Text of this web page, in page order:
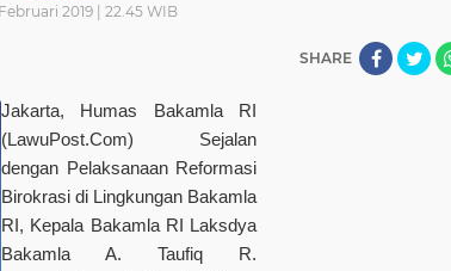
2019 | 22.45 WIB
SHARE
Jakarta, Humas Bakamla RI
(LawuPost.Com) Sejalan
dengan Pelaksanaan Reformasi
Birokrasi di Lingkungan Bakamla
RI, Kepala Bakamla RI Laksdya
Bakamla A. Taufiq R.